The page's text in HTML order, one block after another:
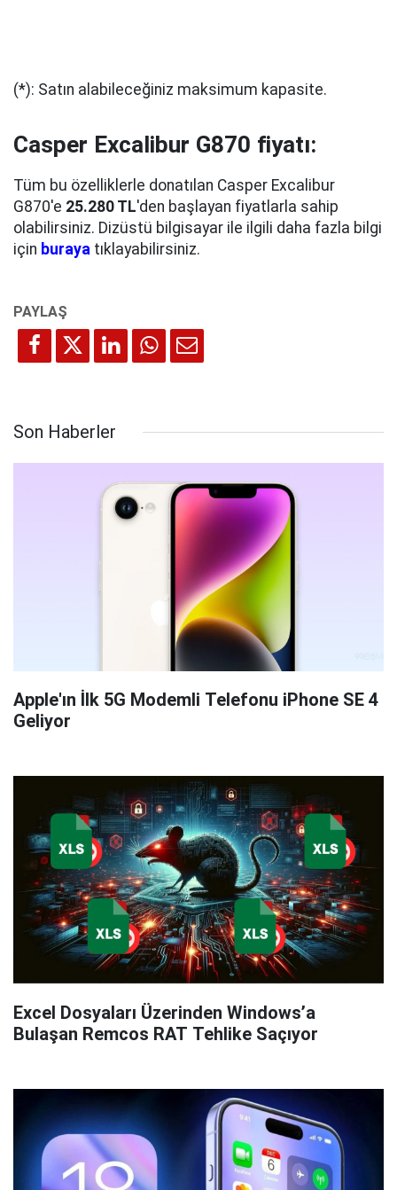
(*): Satın alabileceğiniz maksimum kapasite.
Casper Excalibur G870 fiyatı:
Tüm bu özelliklerle donatılan Casper Excalibur
G870'e 25.280 TL'den başlayan fiyatlarla sahip
olabilirsiniz. Dizüstü bilgisayar ile ilgili daha fazla bilgi
için buraya tıklayabilirsiniz.
Son Haberler
Apple'ın İlk 5G Modemli Telefonu iPhone SE 4
Geliyor
Excel Dosyaları Üzerinden Windows’a
Bulaşan Remcos RAT Tehlike Saçıyor